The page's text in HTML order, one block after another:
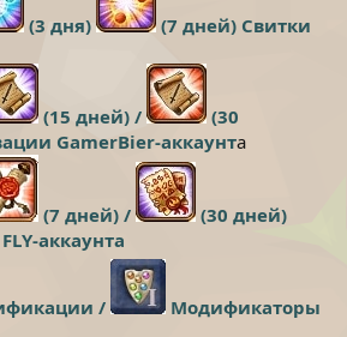
(3 дня)
(7 дней) Свитки
(15 дней) /
(30
GamerBier-аккаунта
(7 дней) /
(30 дней)
аккаунта
/ Модификаторы